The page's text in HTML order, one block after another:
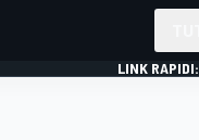
LINK RAPIDI: